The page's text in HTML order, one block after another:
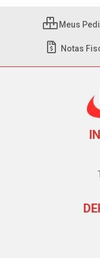
Meus
Notas